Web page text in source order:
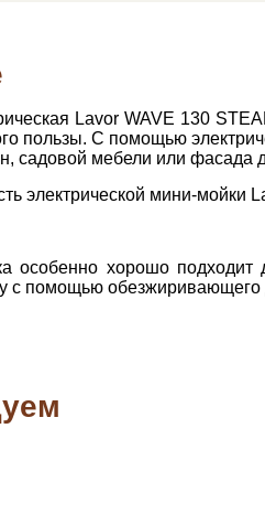
Lavor WAVE 130
пользы. С помощью
садовой мебели или фасада
электрической мини-мойки
особенно хорошо подходит
с помощью обезжиривающего